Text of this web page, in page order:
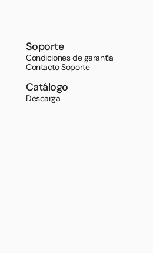
Soporte
Condiciones de garantía
Contacto Soporte
Catálogo
Descarga